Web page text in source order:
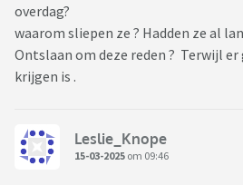
overdag?
waarom sliepen ze ? Hadden ze al
Ontslaan om deze reden ? Terwijl
krijgen is .
Leslie_Knope
15-03-2025 om 09:46